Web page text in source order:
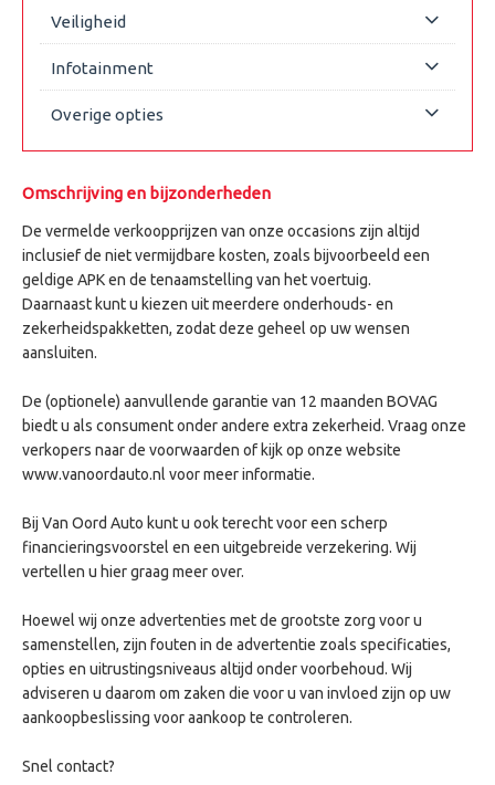
buitenspiegels elektrisch verstelbaar
buitenspiegels in carrosseriekleur
buitenspiegels verwarmbaar
dimlichten automatisch
Veiligheid
alarm klasse 1(startblokkering)
bandenspanningscontrolesysteem
centrale deurvergrendeling met afstandsbediening
cruise control
elektronische remkrachtverdeling
Elektronisch Stabiliteits Programma
hill hold functie
hoofd airbag(s) voor
passagiersairbag
YR07Peugeot Connect SOS & Assistance
stuurbekrachtiging
zij airbag(s) voor
Infotainment
Bluetooth telefoonvoorbereiding
DAB ontvanger
multimedia-voorbereiding
Overige opties
Apple Carplay/Android Auto
airco
Anti Blokkeer Systeem
Anti doorSlip Regeling
Autonomous Emergency Braking
bots waarschuwing systeem
radio
RDW-leges
Omschrijving en bijzonderheden
De vermelde verkoopprijzen van onze occasions zijn altijd
inclusief de niet vermijdbare kosten, zoals bijvoorbeeld een
geldige APK en de tenaamstelling van het voertuig.
Daarnaast kunt u kiezen uit meerdere onderhouds- en
zekerheidspakketten, zodat deze geheel op uw wensen
aansluiten.
De (optionele) aanvullende garantie van 12 maanden BOVAG
biedt u als consument onder andere extra zekerheid. Vraag onze
verkopers naar de voorwaarden of kijk op onze website
www.vanoordauto.nl voor meer informatie.
Bij Van Oord Auto kunt u ook terecht voor een scherp
financieringsvoorstel en een uitgebreide verzekering. Wij
vertellen u hier graag meer over.
Hoewel wij onze advertenties met de grootste zorg voor u
samenstellen, zijn fouten in de advertentie zoals specificaties,
opties en uitrustingsniveaus altijd onder voorbehoud. Wij
adviseren u daarom om zaken die voor u van invloed zijn op uw
aankoopbeslissing voor aankoop te controleren.
Snel contact?